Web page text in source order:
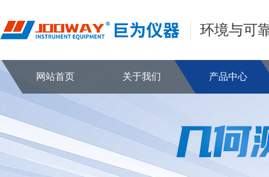
环境与可
网站首页 关于我们 产品中心